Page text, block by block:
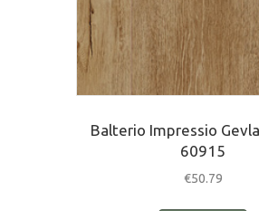
Balterio Impressio
60915
€50.79